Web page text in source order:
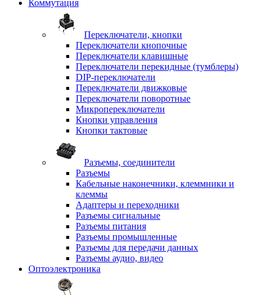
Коммутация
Переключатели, кнопки
Переключатели кнопочные
Переключатели клавишные
Переключатели перекидные (тумблеры)
DIP-переключатели
Переключатели движковые
Переключатели поворотные
Микропереключатели
Кнопки управления
Кнопки тактовые
Разъемы, соединители
Разъемы
Кабельные наконечники, клеммники и
клеммы
Адаптеры и переходники
Разъемы сигнальные
Разъемы питания
Разъемы промышленные
Разъемы для передачи данных
Разъемы аудио, видео
Оптоэлектроника